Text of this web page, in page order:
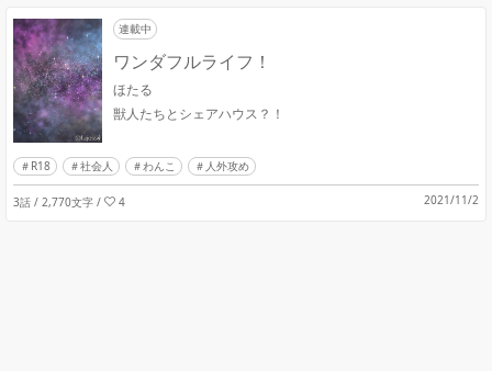
連載中
ワンダフルライフ！
ほたる
獣人たちとシェアハウス？！
R18 社会人 わんこ 人外攻め
3話 / 2,770文字 / 4 2021/11/2